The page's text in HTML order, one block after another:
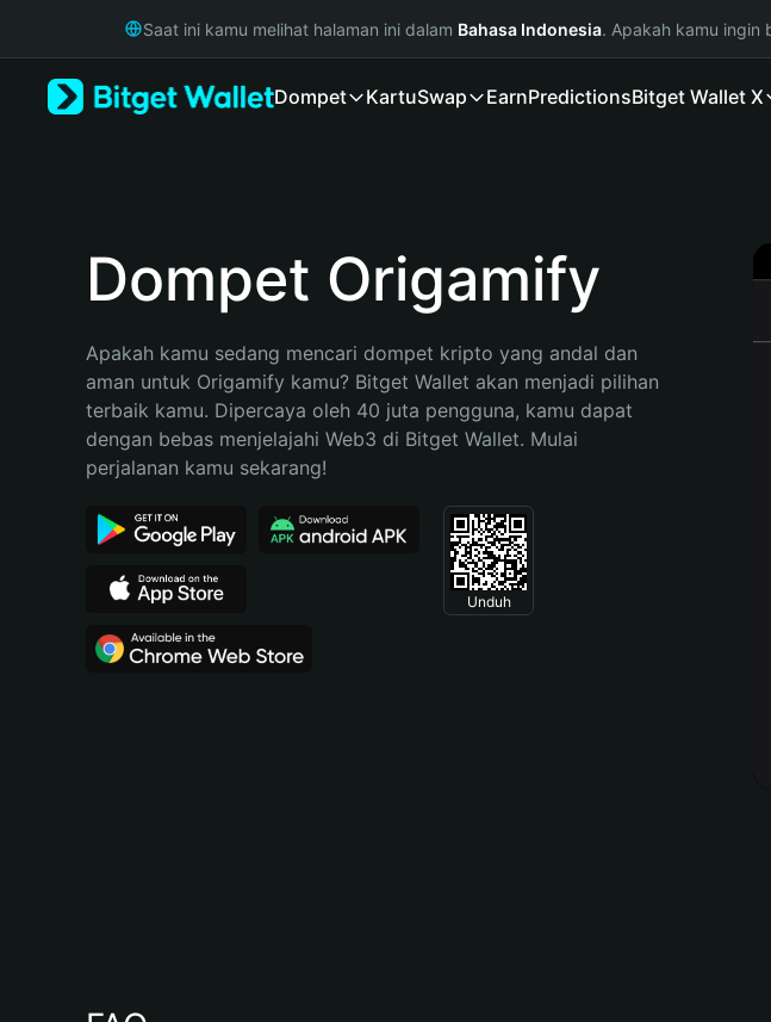
Русский
Bahasa Indonesia
Español (Argentina)
Saat ini kamu melihat halaman ini dalam Bahasa Indonesia. Apakah kamu ingin
Dompet KartuSwap EarnPredictionsBitget Wallet X
Dompet Origamify
Apakah kamu sedang mencari dompet kripto yang andal dan
aman untuk Origamify kamu? Bitget Wallet akan menjadi pilihan
terbaik kamu. Dipercaya oleh 40 juta pengguna, kamu dapat
dengan bebas menjelajahi Web3 di Bitget Wallet. Mulai
perjalanan kamu sekarang!
Unduh